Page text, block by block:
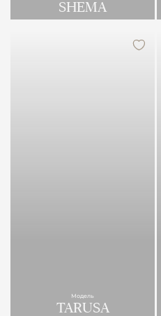
SHEMA
Модель
TARUSA